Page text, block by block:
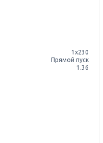
1х230
Прямой пуск
1.36